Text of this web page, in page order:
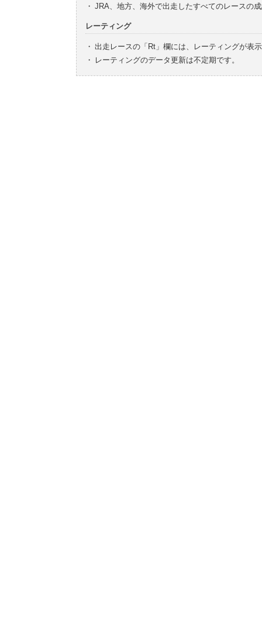
・ JRA、地方、海外で出走したすべてのレースの
レーティング
・ 出走レースの「Rt」欄には、レーティングが表
・
レーティングのデータ更新は不定期です。